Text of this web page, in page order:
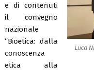
Luca
e di contenuti
il convegno
nazionale
“Bioetica: dalla
conoscenza
etica alla